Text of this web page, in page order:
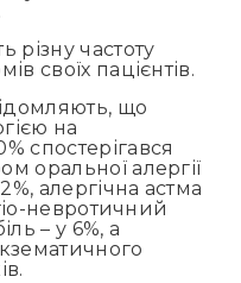
різну частоту
своїх пацієнтів.
що
на
спостерігався
оральної алергії
алергічна астма
невротичний
– у 6%, а